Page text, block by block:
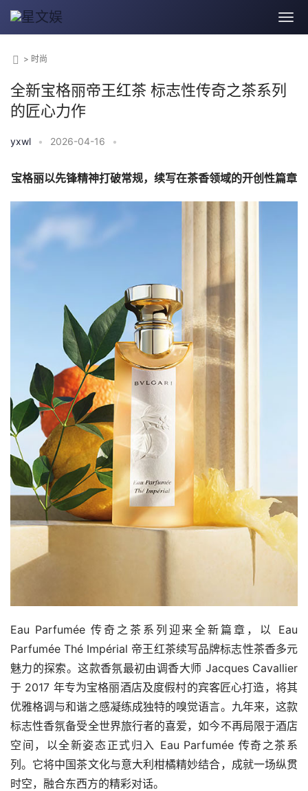
> 时尚
全新宝格丽帝王红茶 标志性传奇之茶系列
的匠心力作
yxwl • 2026-04-16 •
宝格丽以先锋精神打破常规，续写在茶香领域的开创性篇章
Eau Parfumée 传奇之茶系列迎来全新篇章，以 Eau
Parfumée Thé Impérial 帝王红茶续写品牌标志性茶香多元
魅力的探索。这款香氛最初由调香大师 Jacques Cavallier
于 2017 年专为宝格丽酒店及度假村的宾客匠心打造，将其
优雅格调与和谐之感凝练成独特的嗅觉语言。九年来，这款
标志性香氛备受全世界旅行者的喜爱，如今不再局限于酒店
空间，以全新姿态正式归入 Eau Parfumée 传奇之茶系
列。它将中国茶文化与意大利柑橘精妙结合，成就一场纵贯
时空，融合东西方的精彩对话。